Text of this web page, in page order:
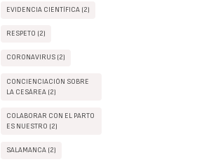
EVIDENCIA CIENTÍFICA (2)
RESPETO (2)
CORONAVIRUS (2)
CONCIENCIACIÓN SOBRE
LA CESÁREA (2)
COLABORAR CON EL PARTO
ES NUESTRO (2)
SALAMANCA (2)